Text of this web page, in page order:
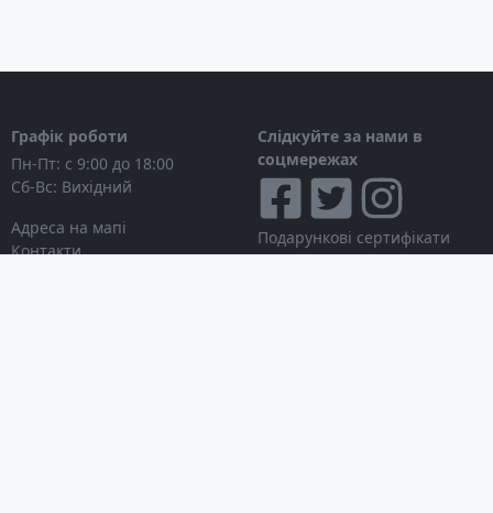
Графік роботи
Пн-Пт: с 9:00 до 18:00
Сб-Вс: Вихідний
Адреса на мапі
Контакти
Слідкуйте за нами в
соцмережах
Подарункові сертифікати
Дисконтні картки